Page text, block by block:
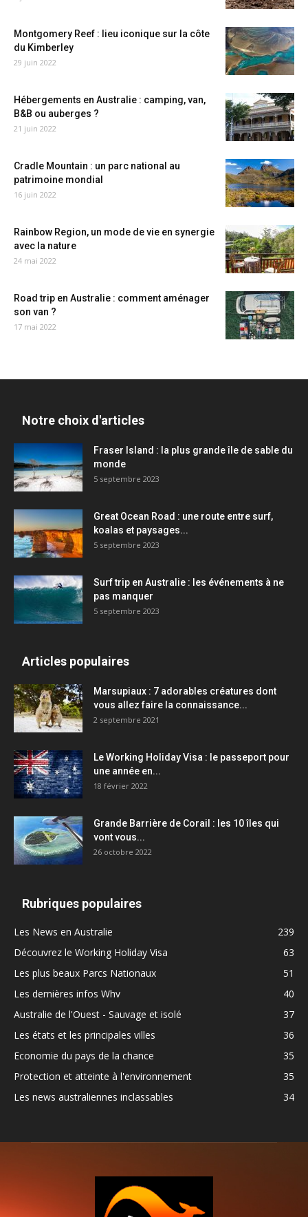
Montgomery Reef : lieu iconique sur la côte
du Kimberley
29 juin 2022
Hébergements en Australie : camping, van,
B&B ou auberges ?
21 juin 2022
Cradle Mountain : un parc national au
patrimoine mondial
16 juin 2022
Rainbow Region, un mode de vie en synergie
avec la nature
24 mai 2022
Road trip en Australie : comment aménager
son van ?
17 mai 2022
Notre choix d'articles
Fraser Island : la plus grande île de sable du
monde
5 septembre 2023
Great Ocean Road : une route entre surf,
koalas et paysages...
5 septembre 2023
Surf trip en Australie : les événements à ne
pas manquer
5 septembre 2023
Articles populaires
Marsupiaux : 7 adorables créatures dont
vous allez faire la connaissance...
2 septembre 2021
Le Working Holiday Visa : le passeport pour
une année en...
18 février 2022
Grande Barrière de Corail : les 10 îles qui
vont vous...
26 octobre 2022
Rubriques populaires
Les News en Australie
239
Découvrez le Working Holiday Visa
63
Les plus beaux Parcs Nationaux
51
Les dernières infos Whv
40
Australie de l'Ouest - Sauvage et isolé
37
Les états et les principales villes
36
Economie du pays de la chance
35
Protection et atteinte à l'environnement
35
Les news australiennes inclassables
34